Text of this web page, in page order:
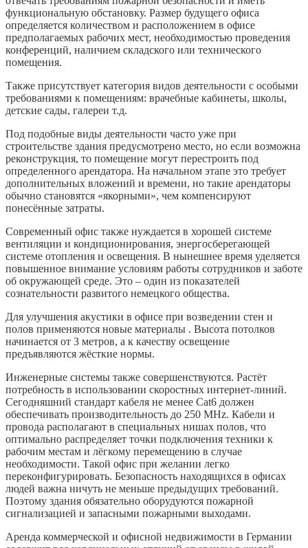
функциональную обстановку. Размер будущего офиса
определяется количеством и расположением в офисе
предполагаемых рабочих мест, необходимостью проведения
конференций, наличием складского или технического
помещения.
Также присутствует категория видов деятельности с особыми
требованиями к помещениям: врачебные кабинеты, школы,
детские сады, галереи т.д.
Под подобные виды деятельности часто уже при
строительстве здания предусмотрено место, но если возможна
реконструкция, то помещение могут перестроить под
определенного арендатора. На начальном этапе это требует
дополнительных вложений и времени, но такие арендаторы
обычно становятся «якорными», чем компенсируют
понесённые затраты.
Современный офис также нуждается в хорошей системе
вентиляции и кондиционирования, энергосберегающей
системе отопления и освещения. В нынешнее время уделяется
повышенное внимание условиям работы сотрудников и заботе
об окружающей среде. Это – один из показателей
сознательности развитого немецкого общества.
Для улучшения акустики в офисе при возведении стен и
полов применяются новые материалы . Высота потолков
начинается от 3 метров, а к качеству освещение
предъявляются жёсткие нормы.
Инженерные системы также совершенствуются. Растёт
потребность в использовании скоростных интернет-линий.
Сегодняшний стандарт кабеля не менее Cat6 должен
обеспечивать производительность до 250 MHz. Кабели и
провода располагают в специальных нишах полов, что
оптимально распределяет точки подключения техники к
рабочим местам и лёгкому перемещению в случае
необходимости. Такой офис при желании легко
переконфигурировать. Безопасность находящихся в офисах
людей важна ничуть не меньше предыдущих требований.
Поэтому здания обязательно оборудуются пожарной
сигнализацией и запасными пожарными выходами.
Аренда коммерческой и офисной недвижимости в Германии